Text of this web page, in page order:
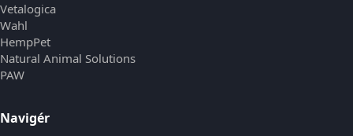
Vetalogica
Wahl
HempPet
Natural Animal Solutions
PAW
Navigér